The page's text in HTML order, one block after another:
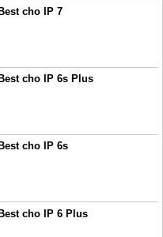
cho IP 7
cho IP 6s Plus
cho IP 6s
cho IP 6 Plus